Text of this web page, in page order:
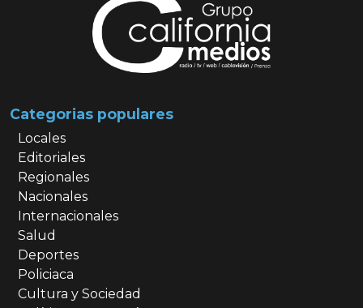
Categorias populares
Locales
Editoriales
Regionales
Nacionales
Internacionales
Salud
Deportes
Policiaca
Cultura y Sociedad